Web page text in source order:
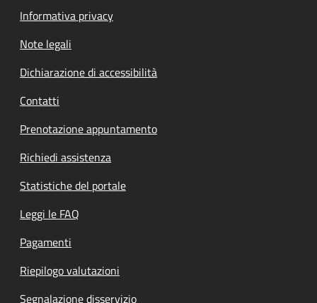
Informativa privacy
Note legali
Dichiarazione di accessibilità
Contatti
Prenotazione appuntamento
Richiedi assistenza
Statistiche del portale
Leggi le FAQ
Pagamenti
Riepilogo valutazioni
Segnalazione disservizio